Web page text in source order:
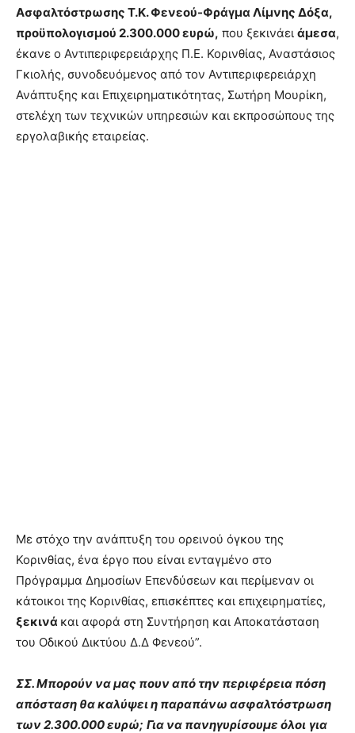
Ασφαλτόστρωσης Τ.Κ. Φενεού-Φράγμα Λίμνης Δόξα,
προϋπολογισμού 2.300.000 ευρώ, που ξεκινάει άμεσα,
έκανε ο Αντιπεριφερειάρχης Π.Ε. Κορινθίας, Αναστάσιος
Γκιολής, συνοδευόμενος από τον Αντιπεριφερειάρχη
Ανάπτυξης και Επιχειρηματικότητας, Σωτήρη Μουρίκη,
στελέχη των τεχνικών υπηρεσιών και εκπροσώπους της
εργολαβικής εταιρείας.
Με στόχο την ανάπτυξη του ορεινού όγκου της
Κορινθίας, ένα έργο που είναι ενταγμένο στο
Πρόγραμμα Δημοσίων Επενδύσεων και περίμεναν οι
κάτοικοι της Κορινθίας, επισκέπτες και επιχειρηματίες,
ξεκινά και αφορά στη Συντήρηση και Αποκατάσταση
του Οδικού Δικτύου Δ.Δ Φενεού”.
ΣΣ. Μπορούν να μας πουν από την περιφέρεια πόση
απόσταση θα καλύψει η παραπάνω ασφαλτόστρωση
των 2.300.000 ευρώ; Για να πανηγυρίσουμε όλοι για